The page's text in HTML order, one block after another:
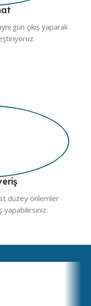
gün çıkış yaparak
düzey önlemler
yapabilirsiniz.